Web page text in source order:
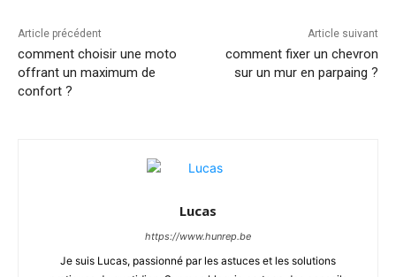
Article précédent
comment choisir une moto
offrant un maximum de
confort ?
Article suivant
comment fixer un chevron
sur un mur en parpaing ?
Lucas
https://www.hunrep.be
Je suis Lucas, passionné par les astuces et les solutions